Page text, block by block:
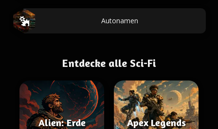
Autonamen
Entdecke alle Sci-Fi
Alien: Erde Apex Legends